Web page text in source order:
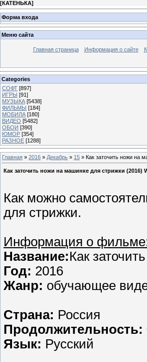
[КАТЕНЬКА]
Форма входа
Меню сайта
Главная страница Информация о сайте
Categories
СОФТ [897]
ИГРЫ [91]
МУЗЫКА [5438]
ФИЛЬМЫ [184]
МОБИЛА [180]
ВИДЕО [5482]
ОБОИ [390]
ЮМОР [354]
РАЗНОЕ [1288]
Главная » 2016 » Декабрь » 15 » Как заточить ножи на
Как заточить ножи на машинке для стрижки (2016)
Как можно
для стрижки.
Информация о
Название:Как
Год: 2016
Жанр: обучающее
Страна: Россия
Продолжительность:
Язык: Русский